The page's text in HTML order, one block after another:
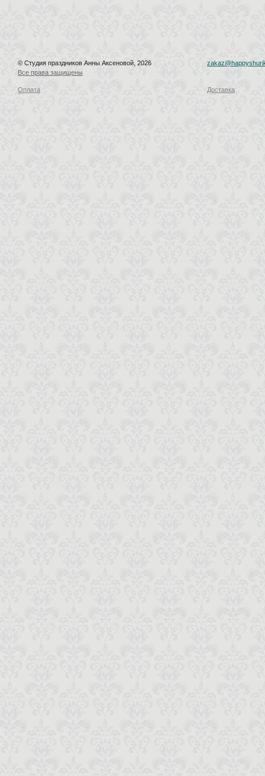
© Студия праздников Анны Аксеновой, 2026
Все права защищены
Оплата Доставка